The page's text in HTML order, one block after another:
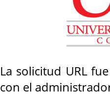
La solicitud URL
con el